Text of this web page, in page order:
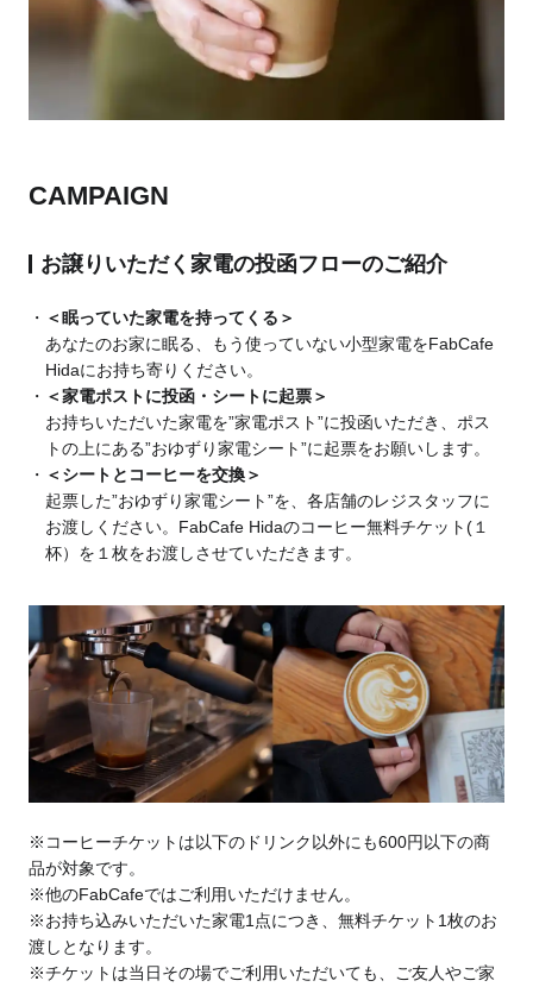
CAMPAIGN
お譲りいただく家電の投函フローのご紹介
＜眠っていた家電を持ってくる＞
あなたのお家に眠る、もう使っていない小型家電をFabCafe
Hidaにお持ち寄りください。
＜家電ポストに投函・シートに起票＞
お持ちいただいた家電を”家電ポスト”に投函いただき、ポス
トの上にある”おゆずり家電シート”に起票をお願いします。
＜シートとコーヒーを交換＞
起票した”おゆずり家電シート”を、各店舗のレジスタッフに
お渡しください。FabCafe Hidaのコーヒー無料チケット(１
杯）を１枚をお渡しさせていただきます。
※コーヒーチケットは以下のドリンク以外にも600円以下の商
品が対象です。
※他のFabCafeではご利用いただけません。
※お持ち込みいただいた家電1点につき、無料チケット1枚のお
渡しとなります。
※チケットは当日その場でご利用いただいても、ご友人やご家